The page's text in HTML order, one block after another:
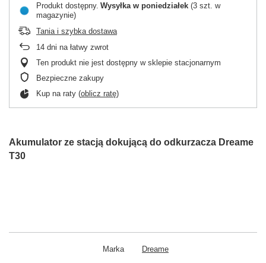
Produkt dostępny Wysyłka w poniedziałek (3 szt. w
magazynie)
Tania i szybka dostawa
14 dni na łatwy zwrot
Ten produkt nie jest dostępny w sklepie stacjonarnym
Bezpieczne zakupy
Kup na raty (oblicz ratę)
Akumulator ze stacją dokującą do odkurzacza Dreame
T30
Marka Dreame